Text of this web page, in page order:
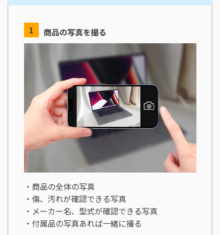
商品の写真を撮る
・商品の全体の写真
・傷、汚れが確認できる写真
・メーカー名、型式が確認できる写真
・付属品の写真あれば一緒に撮る